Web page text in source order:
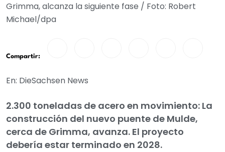
Grimma, alcanza la siguiente fase / Foto: Robert
Michael/dpa
Compartir:
En: DieSachsen News
2.300 toneladas de acero en movimiento: La
construcción del nuevo puente de Mulde,
cerca de Grimma, avanza. El proyecto
debería estar terminado en 2028.